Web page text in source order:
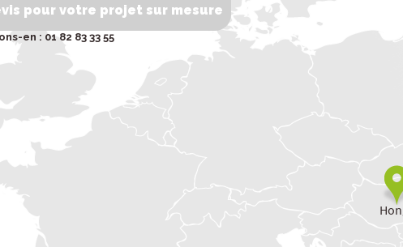
pour votre projet sur mesure
en : 01 82 83 33 55